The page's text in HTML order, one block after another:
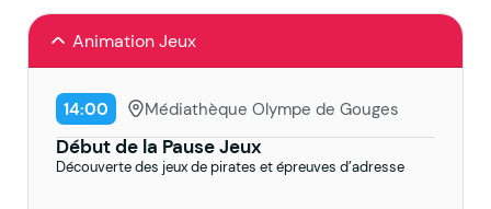
Animation Jeux
14:00 Médiathèque Olympe de Gouges
Début de la Pause Jeux
Découverte des jeux de pirates et épreuves d’adresse